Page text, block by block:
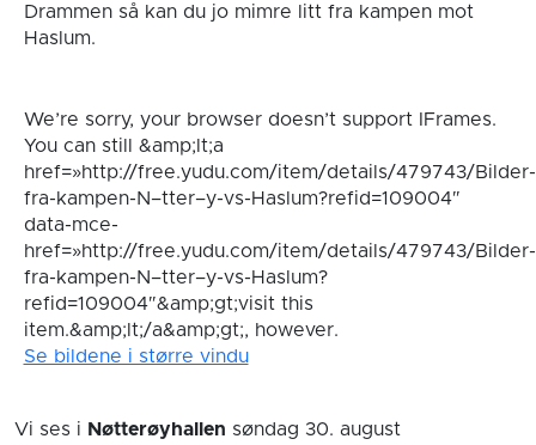
Drammen så kan du jo mimre litt fra kampen mot
Haslum.
We’re sorry, your browser doesn’t support IFrames.
You can still &amp;lt;a
href=»http://free.yudu.com/item/details/479743/Bilder-
fra-kampen-N–tter–y-vs-Haslum?refid=109004″
data-mce-
href=»http://free.yudu.com/item/details/479743/Bilder-
fra-kampen-N–tter–y-vs-Haslum?
refid=109004″&amp;gt;visit this
item.&amp;lt;/a&amp;gt;, however.
Se bildene i større vindu
Vi ses i Nøtterøyhallen søndag 30. august